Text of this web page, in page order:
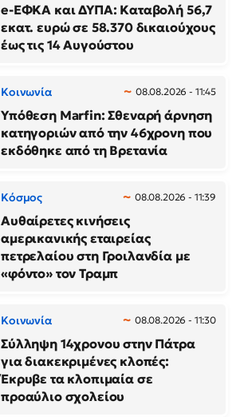
e-ΕΦΚΑ και ΔΥΠΑ: Καταβολή 56,7
εκατ. ευρώ σε 58.370 δικαιούχους
έως τις 14 Αυγούστου
Κοινωνία 08.08.2026 - 11:45
Υπόθεση Marfin: Σθεναρή άρνηση
κατηγοριών από την 46χρονη που
εκδόθηκε από τη Βρετανία
Κόσμος 08.08.2026 - 11:39
Αυθαίρετες κινήσεις
αμερικανικής εταιρείας
πετρελαίου στη Γροιλανδία με
«φόντο» τον Τραμπ
Κοινωνία 08.08.2026 - 11:30
Σύλληψη 14χρονου στην Πάτρα
για διακεκριμένες κλοπές:
Έκρυβε τα κλοπιμαία σε
προαύλιο σχολείου